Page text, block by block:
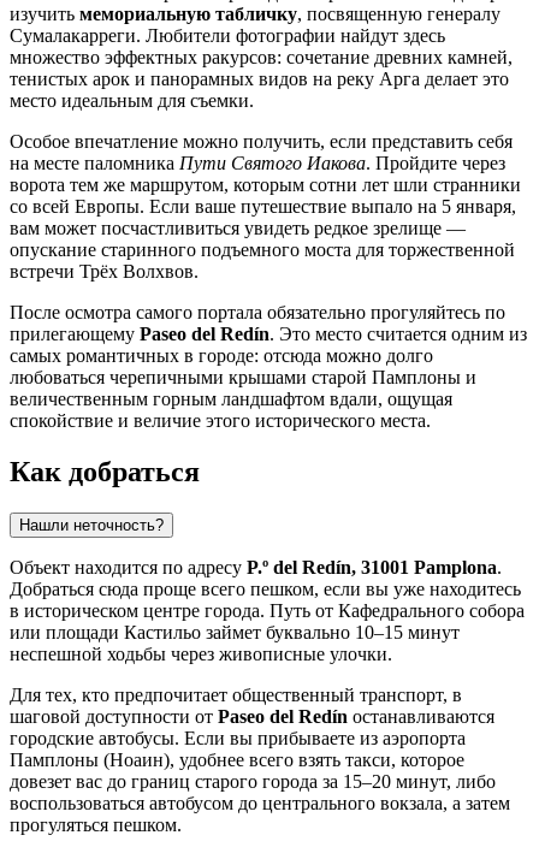
изучить мемориальную табличку, посвященную генералу
Сумалакарреги. Любители фотографии найдут здесь
множество эффектных ракурсов: сочетание древних камней,
тенистых арок и панорамных видов на реку Арга делает это
место идеальным для съемки.
Особое впечатление можно получить, если представить себя
на месте паломника Пути Святого Иакова. Пройдите через
ворота тем же маршрутом, которым сотни лет шли странники
со всей Европы. Если ваше путешествие выпало на 5 января,
вам может посчастливиться увидеть редкое зрелище —
опускание старинного подъемного моста для торжественной
встречи Трёх Волхвов.
После осмотра самого портала обязательно прогуляйтесь по
прилегающему Paseo del Redín. Это место считается одним из
самых романтичных в городе: отсюда можно долго
любоваться черепичными крышами старой Памплоны и
величественным горным ландшафтом вдали, ощущая
спокойствие и величие этого исторического места.
Как добраться
Нашли неточность?
Объект находится по адресу P.º del Redín, 31001 Pamplona.
Добраться сюда проще всего пешком, если вы уже находитесь
в историческом центре города. Путь от Кафедрального собора
или площади Кастильо займет буквально 10–15 минут
неспешной ходьбы через живописные улочки.
Для тех, кто предпочитает общественный транспорт, в
шаговой доступности от Paseo del Redín останавливаются
городские автобусы. Если вы прибываете из аэропорта
Памплоны (Ноаин), удобнее всего взять такси, которое
довезет вас до границ старого города за 15–20 минут, либо
воспользоваться автобусом до центрального вокзала, а затем
прогуляться пешком.